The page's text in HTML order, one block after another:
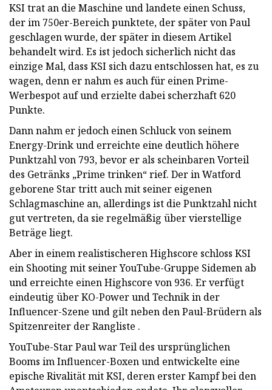
KSI trat an die Maschine und landete einen Schuss,
der im 750er-Bereich punktete, der später von Paul
geschlagen wurde, der später in diesem Artikel
behandelt wird. Es ist jedoch sicherlich nicht das
einzige Mal, dass KSI sich dazu entschlossen hat, es zu
wagen, denn er nahm es auch für einen Prime-
Werbespot auf und erzielte dabei scherzhaft 620
Punkte.
Dann nahm er jedoch einen Schluck von seinem
Energy-Drink und erreichte eine deutlich höhere
Punktzahl von 793, bevor er als scheinbaren Vorteil
des Getränks „Prime trinken“ rief. Der in Watford
geborene Star tritt auch mit seiner eigenen
Schlagmaschine an, allerdings ist die Punktzahl nicht
gut vertreten, da sie regelmäßig über vierstellige
Beträge liegt.
Aber in einem realistischeren Highscore schloss KSI
ein Shooting mit seiner YouTube-Gruppe Sidemen ab
und erreichte einen Highscore von 936. Er verfügt
eindeutig über KO-Power und Technik in der
Influencer-Szene und gilt neben den Paul-Brüdern als
Spitzenreiter der Rangliste .
YouTube-Star Paul war Teil des ursprünglichen
Booms im Influencer-Boxen und entwickelte eine
epische Rivalität mit KSI, deren erster Kampf bei den